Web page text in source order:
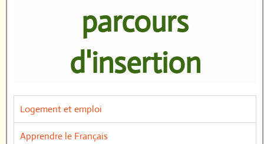
parcours
d'insertion
Logement et emploi
Apprendre le Français